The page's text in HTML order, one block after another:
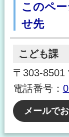
このペ
せ先
こども課
〒303-8501
電話番号：
メールで